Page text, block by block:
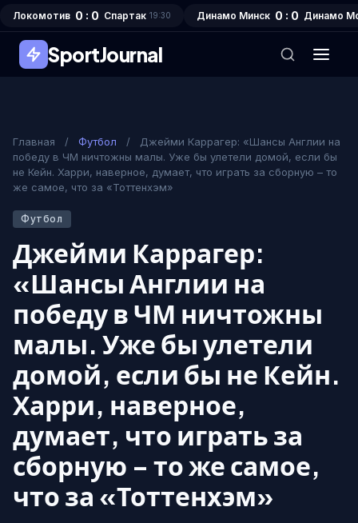
Локомотив 0 : 0 Спартак 19:30 Динамо Минск 0 : 0 Динамо
SportJournal
Главная / Футбол /
Джейми Каррагер: «Шансы Англии на
победу в ЧМ ничтожны малы. Уже бы улетели домой, если бы
не Кейн. Харри, наверное, думает, что играть за сборную – то
же самое, что за «Тоттенхэм»
Футбол
Джейми Каррагер:
«Шансы Англии на
победу в ЧМ ничтожны
малы. Уже бы улетели
домой, если бы не Кейн.
Харри, наверное,
думает, что играть за
сборную – то же самое,
что за «Тоттенхэм»